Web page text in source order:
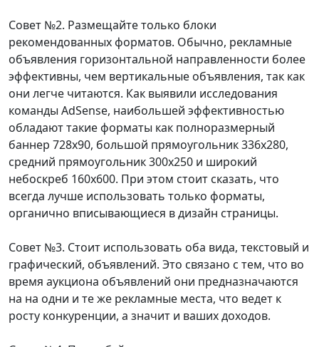
Совет №2. Размещайте только блоки
рекомендованных форматов. Обычно, рекламные
объявления горизонтальной направленности более
эффективны, чем вертикальные объявления, так как
они легче читаются. Как выявили исследования
команды AdSense, наибольшей эффективностью
обладают такие форматы как полноразмерный
баннер 728х90, большой прямоугольник 336x280,
средний прямоугольник 300x250 и широкий
небоскреб 160x600. При этом стоит сказать, что
всегда лучше использовать только форматы,
органично вписывающиеся в дизайн страницы.
Совет №3. Стоит использовать оба вида, текстовый и
графический, объявлений. Это связано с тем, что во
время аукциона объявлений они предназначаются
на на одни и те же рекламные места, что ведет к
росту конкуренции, а значит и ваших доходов.